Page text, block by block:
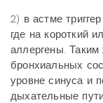
2) в астме
где на короткий
аллергены.
бронхиальных
уровне синуса и
дыхательные